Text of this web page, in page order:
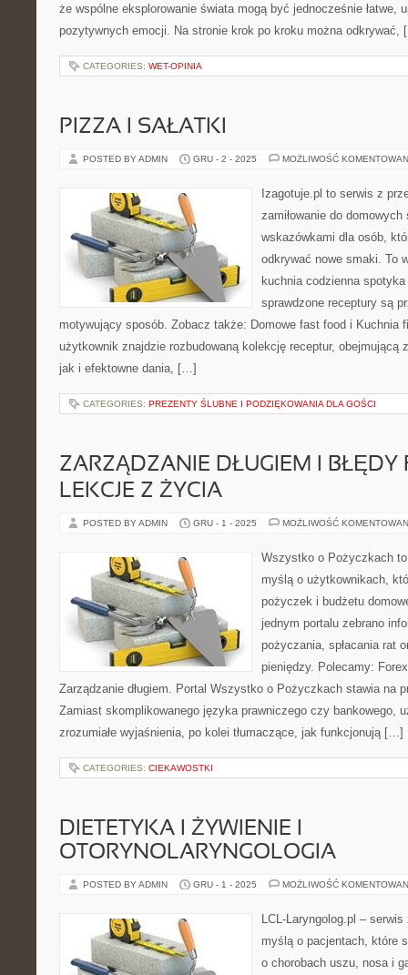
że wspólne eksplorowanie świata mogą być jednocześnie łatwe,
pozytywnych emocji. Na stronie krok po kroku można odkrywać,
CATEGORIES: WET-OPINIA
PIZZA I SAŁATKI
POSTED BY ADMIN GRU - 2 - 2025 MOŻLIWOŚĆ
Izagotuje.pl to serwis z
zamiłowanie do
wskazówkami dla osób,
odkrywać nowe smaki. To
kuchnia codzienna
sprawdzone receptury są
motywujący sposób. Zobacz także: Domowe fast food i Kuchnia
użytkownik znajdzie rozbudowaną kolekcję receptur, obejmującą
jak i efektowne dania, […]
CATEGORIES: PREZENTY ŚLUBNE I PODZIĘKOWANIA DLA GOŚCI
ZARZĄDZANIE DŁUGIEM I BŁĘDY
LEKCJE Z ŻYCIA
POSTED BY ADMIN GRU - 1 - 2025 MOŻLIWOŚĆ
Wszystko o Pożyczkach
myślą o użytkownikach,
pożyczek i budżetu
jednym portalu zebrano
pożyczania, spłacania rat
pieniędzy. Polecamy:
Zarządzanie długiem. Portal Wszystko o Pożyczkach stawia na
Zamiast skomplikowanego języka prawniczego czy bankowego,
zrozumiałe wyjaśnienia, po kolei tłumaczące, jak funkcjonują […]
CATEGORIES: CIEKAWOSTKI
DIETETYKA I ŻYWIENIE I
OTORYNOLARYNGOLOGIA
POSTED BY ADMIN GRU - 1 - 2025 MOŻLIWOŚĆ
LCL-Laryngolog.pl –
myślą o pacjentach, które
o chorobach uszu, nosa i